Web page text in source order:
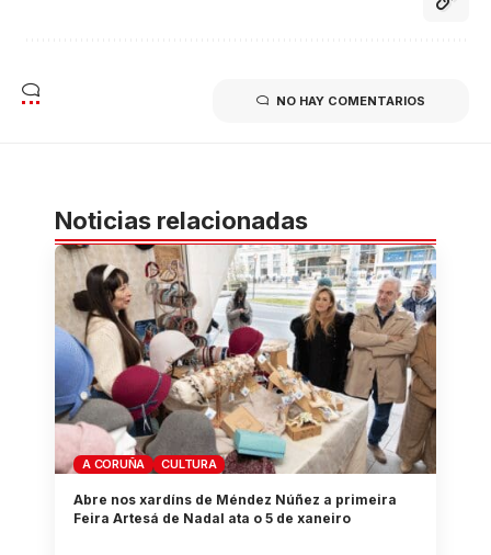
NO HAY COMENTARIOS
Noticias relacionadas
A CORUÑA CULTURA
Abre nos xardíns de Méndez Núñez a primeira
Feira Artesá de Nadal ata o 5 de xaneiro